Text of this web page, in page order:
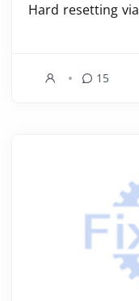
Hard resetting via
15